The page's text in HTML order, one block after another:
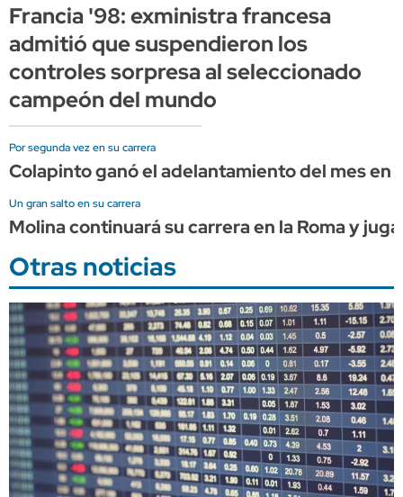
Francia '98: exministra francesa
admitió que suspendieron los
controles sorpresa al seleccionado
campeón del mundo
Por segunda vez en su carrera
Colapinto ganó el adelantamiento del mes en
Un gran salto en su carrera
Molina continuará su carrera en la Roma y
Otras noticias